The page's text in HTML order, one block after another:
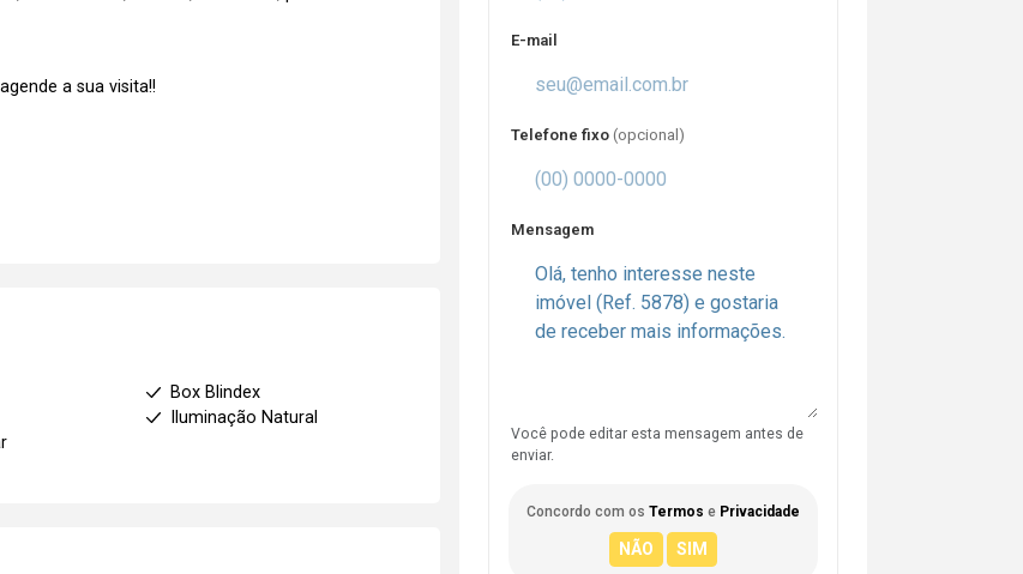
a sua visita!!
Box Blindex
Iluminação Natural
E-mail
Telefone fixo (opcional)
Mensagem
Você pode editar esta mensagem antes de
enviar.
Concordo com os Termos e Privacidade